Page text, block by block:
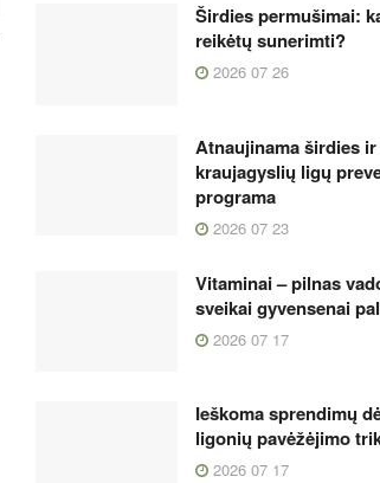
Širdies permušimai:
reikėtų sunerimti?
2026 07 26
Atnaujinama širdies ir
kraujagyslių ligų
programa
2026 07 23
Vitaminai – pilnas
sveikai gyvensenai
2026 07 17
Ieškoma sprendimų
ligonių pavėžėjimo
2026 07 17